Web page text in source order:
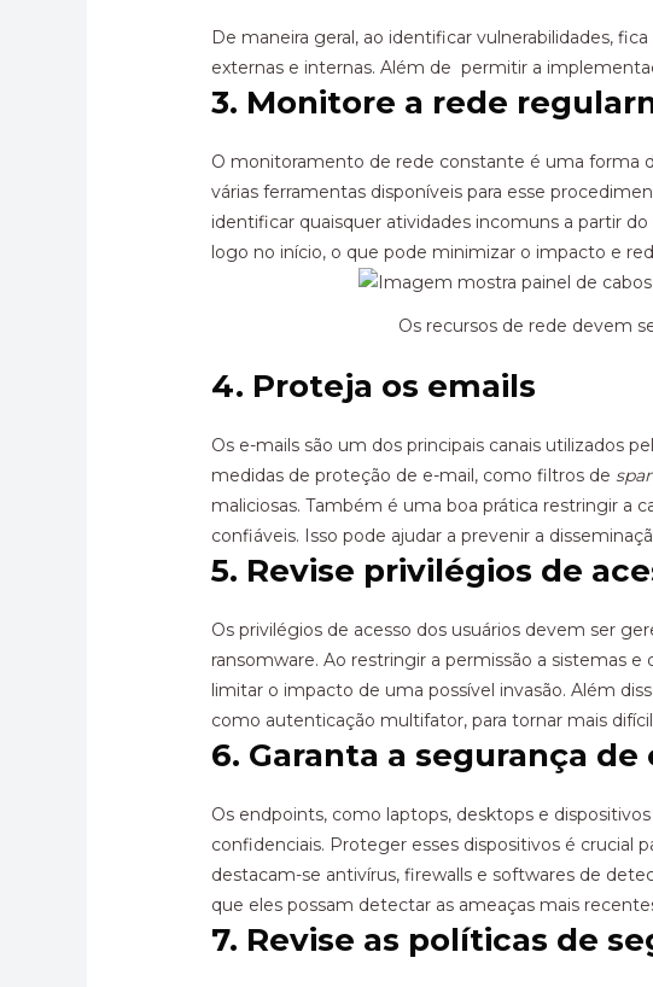
De maneira geral, ao identificar vulnerabilidades,
externas e internas. Além de permitir a
3. Monitore a rede
O monitoramento de rede constante é uma forma
várias ferramentas disponíveis para esse
identificar quaisquer atividades incomuns a partir
logo no início, o que pode minimizar o impacto e
Os recursos de rede devem
4. Proteja os emails
Os e-mails são um dos principais canais utilizados
medidas de proteção de e-mail, como filtros de
maliciosas. Também é uma boa prática restringir a
confiáveis. Isso pode ajudar a prevenir a
5. Revise privilégios de
Os privilégios de acesso dos usuários devem ser
ransomware. Ao restringir a permissão a sistemas
limitar o impacto de uma possível invasão. Além
como autenticação multifator, para tornar mais
6. Garanta a segurança
Os endpoints, como laptops, desktops e
confidenciais. Proteger esses dispositivos é crucial
destacam-se antivírus, firewalls e softwares de
que eles possam detectar as ameaças mais
7. Revise as políticas de